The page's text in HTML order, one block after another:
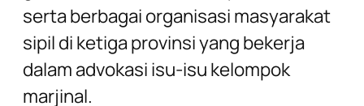
serta berbagai organisasi masyarakat
sipil di ketiga provinsi yang bekerja
dalam advokasi isu-isu kelompok
marjinal.